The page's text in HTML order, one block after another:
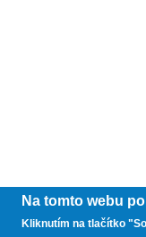
Na tomto webu
Kliknutím na tlačítko